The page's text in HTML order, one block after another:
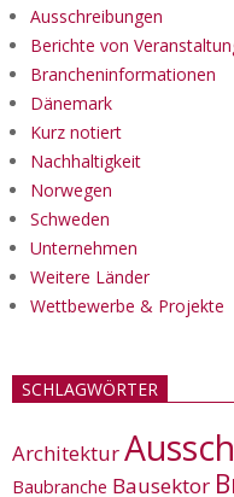
Ausschreibungen
Berichte von
Brancheninformationen
Dänemark
Kurz notiert
Nachhaltigkeit
Norwegen
Schweden
Unternehmen
Weitere Länder
Wettbewerbe & Projekte
SCHLAGWÖRTER
Architektur
Baubranche Bausektor